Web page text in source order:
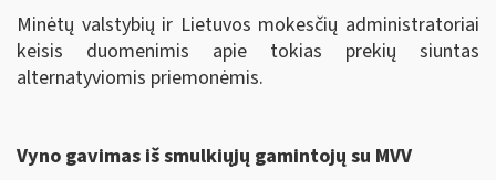
Minėtų valstybių ir Lietuvos mokesčių administratoriai
keisis duomenimis apie tokias prekių siuntas
alternatyviomis priemonėmis.
Vyno gavimas iš smulkiųjų gamintojų su MVV